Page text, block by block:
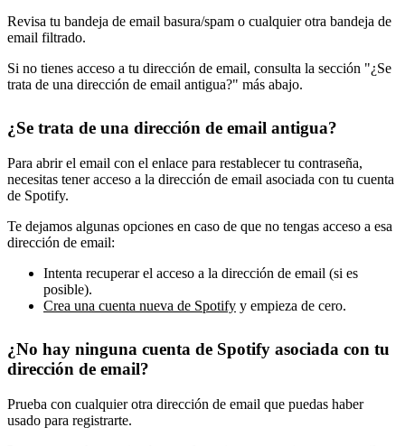
Revisa tu bandeja de email basura/spam o cualquier otra bandeja de
email filtrado.
Si no tienes acceso a tu dirección de email, consulta la sección "¿Se
trata de una dirección de email antigua?" más abajo.
¿Se trata de una dirección de email antigua?
Para abrir el email con el enlace para restablecer tu contraseña,
necesitas tener acceso a la dirección de email asociada con tu cuenta
de Spotify.
Te dejamos algunas opciones en caso de que no tengas acceso a esa
dirección de email:
Intenta recuperar el acceso a la dirección de email (si es
posible).
Crea una cuenta nueva de Spotify y empieza de cero.
¿No hay ninguna cuenta de Spotify asociada con tu
dirección de email?
Prueba con cualquier otra dirección de email que puedas haber
usado para registrarte.